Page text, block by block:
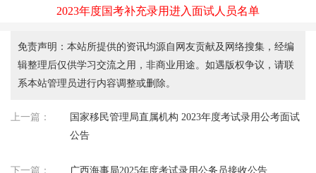
2023年度国考补充录用进入面试人员名单
免责声明：本站所提供的资讯均源自网友贡献及网络搜集，经编
辑整理后仅供学习交流之用，非商业用途。如遇版权争议，请联
系本站管理员进行内容调整或删除。
上一篇：
国家移民管理局直属机构 2023年度考试录用公考面试
公告
下一篇： 广西海事局2025年度考试录用公务员接收公告